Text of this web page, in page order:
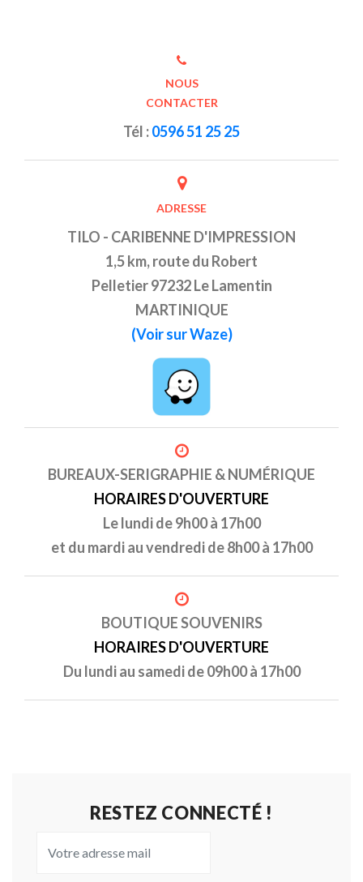
NOUS
CONTACTER
Tél :0596 51 25 25
ADRESSE
TILO - CARIBENNE D'IMPRESSION
1,5 km, route du Robert
Pelletier 97232 Le Lamentin
MARTINIQUE
(Voir sur Waze)
BUREAUX-SERIGRAPHIE & NUMÉRIQUE
HORAIRES D'OUVERTURE
Le lundi de 9h00 à 17h00
et du mardi au vendredi de 8h00 à 17h00
BOUTIQUE SOUVENIRS
HORAIRES D'OUVERTURE
Du lundi au samedi de 09h00 à 17h00
RESTEZ CONNECTÉ !